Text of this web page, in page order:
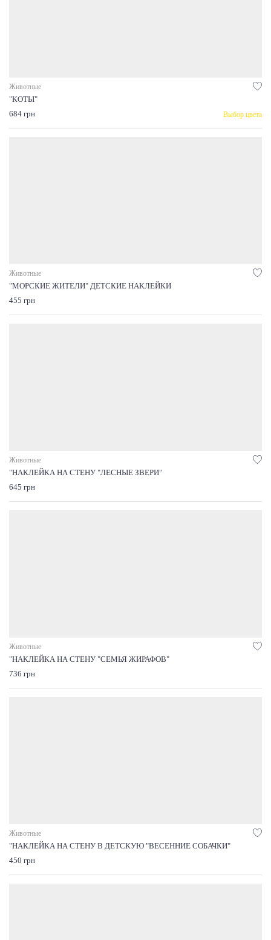
Животные
"КОТЫ"
684 грн
Выбор цвета
Животные
"МОРСКИЕ ЖИТЕЛИ" ДЕТСКИЕ НАКЛЕЙКИ
455 грн
Животные
"НАКЛЕЙКА НА СТЕНУ "ЛЕСНЫЕ ЗВЕРИ"
645 грн
Животные
"НАКЛЕЙКА НА СТЕНУ "СЕМЬЯ ЖИРАФОВ"
736 грн
Животные
"НАКЛЕЙКА НА СТЕНУ В ДЕТСКУЮ "ВЕСЕННИЕ СОБАЧКИ"
450 грн